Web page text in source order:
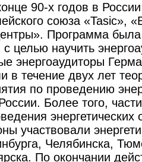
90-х годов в
союза «Tasic»,
Программа
целью научить
энергоаудиторы
в течение двух лет
по проведению
Более того,
участвовали
Челябинска,
По окончании